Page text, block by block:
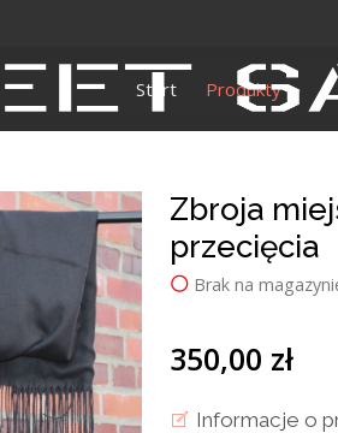
Start Produkty
Zbroja
przecięcia
Brak na
350,00 zł
Informacje o